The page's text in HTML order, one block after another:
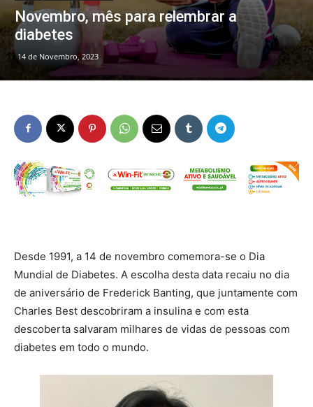
Novembro, mês para relembrar a
diabetes
14 de Novembro, 2023
Desde 1991, a 14 de novembro comemora-se o Dia
Mundial de Diabetes. A escolha desta data recaiu no dia
de aniversário de Frederick Banting, que juntamente com
Charles Best descobriram a insulina e com esta
descoberta salvaram milhares de vidas de pessoas com
diabetes em todo o mundo.